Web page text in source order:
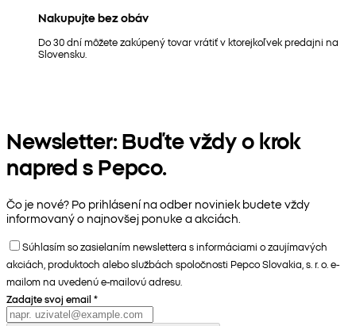
Nakupujte bez obáv
Do 30 dní môžete zakúpený tovar vrátiť v ktorejkoľvek predajni na
Slovensku.
Newsletter: Buďte vždy o krok
napred s Pepco.
Čo je nové? Po prihlásení na odber noviniek budete vždy
informovaný o najnovšej ponuke a akciách.
Súhlasím so zasielaním newslettera s informáciami o zaujímavých
akciách, produktoch alebo službách spoločnosti Pepco Slovakia, s. r. o. e-
mailom na uvedenú e-mailovú adresu.
Zadajte svoj email *